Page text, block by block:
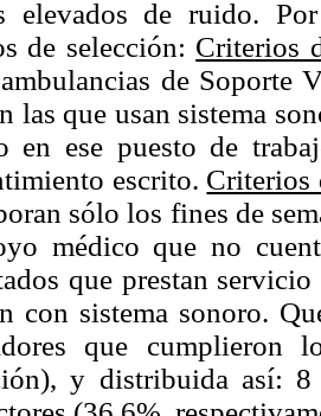
elevados de ruido.
de selección: Criterios
de Soporte
las que usan sistema
en ese puesto de
escrito. Criterios
sólo los fines de
médico que no
que prestan
con sistema sonoro.
que
y distribuida así: 8